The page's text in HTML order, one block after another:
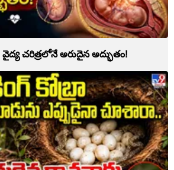
వైద్య చరిత్రలోనే అరుదైన అద్భుతం!